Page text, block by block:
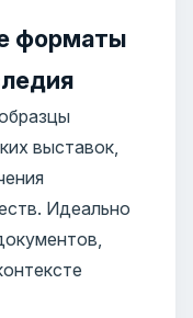
форматы
выставок,
Идеально